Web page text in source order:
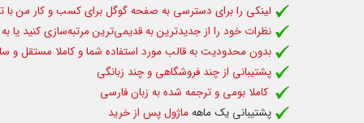
لینکی را برای دسترسی به صفحه گوگل برای کسب و کار من با
نظرات خود را از جدیدترین به قدیمی‌ترین مرتبه‌سازی کنید
بدون محدودیت به قالب مورد استفاده شما و کاملا مستقل و
پشتیبانی از چند فروشگاهی و چند زبانگی
کاملا بومی و ترجمه شده به زبان فارسی
پشتیبانی یک ماههماژول پس از خرید